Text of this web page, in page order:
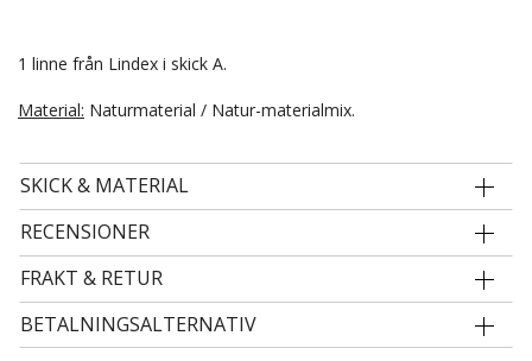
1 linne från Lindex i skick A.
Material: Naturmaterial / Natur-materialmix.
SKICK & MATERIAL
RECENSIONER
FRAKT & RETUR
BETALNINGSALTERNATIV